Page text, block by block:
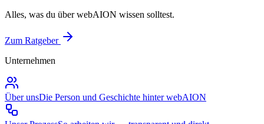
Alles, was du über webAION wissen solltest.
Zum Ratgeber
Unternehmen
Über unsDie Person und Geschichte hinter webAION